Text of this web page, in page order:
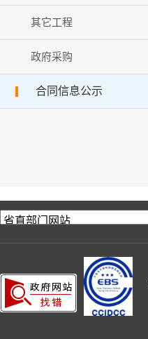
其它工程
政府采购
合同信息公示